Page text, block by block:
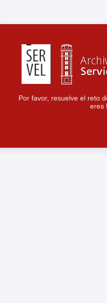
Por favor, resuelve el reto
eres